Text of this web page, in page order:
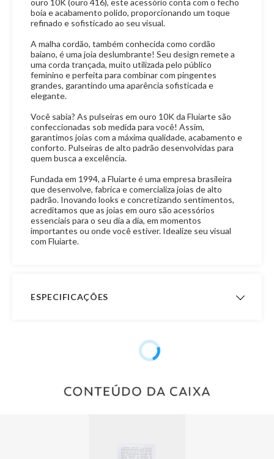
ouro 10K (ouro 416), este acessório conta com o fecho
boia e acabamento polido, proporcionando um toque
refinado e sofisticado ao seu visual.
A malha cordão, também conhecida como cordão
baiano, é uma joia deslumbrante! Seu design remete a
uma corda trançada, muito utilizada pelo público
feminino e perfeita para combinar com pingentes
grandes, garantindo uma aparência sofisticada e
elegante.
Você sabia? As pulseiras em ouro 10K da Fluiarte são
confeccionadas sob medida para você! Assim,
garantimos joias com a máxima qualidade, acabamento e
conforto. Pulseiras de alto padrão desenvolvidas para
quem busca a excelência.
Fundada em 1994, a Fluiarte é uma empresa brasileira
que desenvolve, fabrica e comercializa joias de alto
padrão. Inovando looks e concretizando sentimentos,
acreditamos que as joias em ouro são acessórios
essenciais para o seu dia a dia, em momentos
importantes ou onde você estiver. Idealize seu visual
com Fluiarte.
ESPECIFICAÇÕES
comprimento: 7,9 gramas
- Peso com 15,0 cm de
comprimento: 8,5 gramas
- Peso com 17,0 cm de
- Peso com 20,0 cm de